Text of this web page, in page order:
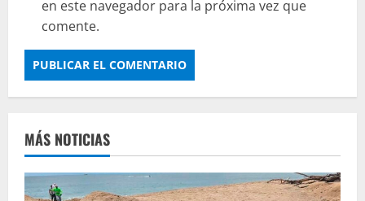
en este navegador para la próxima vez que
comente.
MÁS NOTICIAS